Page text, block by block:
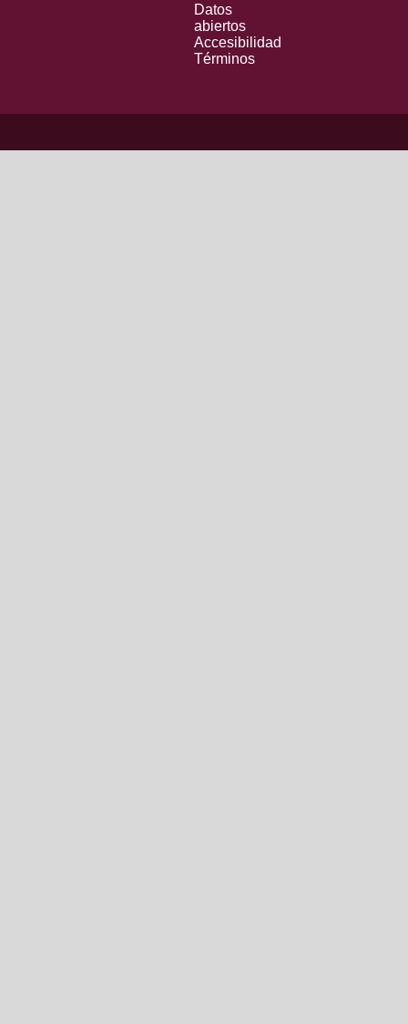
Datos
abiertos
Accesibilidad
Términos